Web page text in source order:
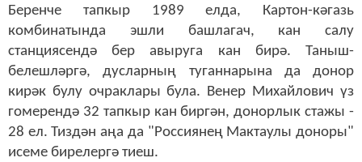
Беренче тапкыр 1989 елда, Картон-кәгазь
комбинатында эшли башлагач, кан салу
станциясендә бер авыруга кан бирә. Таныш-
белешләргә, дусларның туганнарына да донор
кирәк булу очраклары була. Венер Михайлович үз
гомерендә 32 тапкыр кан биргән, донорлык стажы -
28 ел. Тиздән аңа да "Россиянең Мактаулы доноры"
исеме бирелергә тиеш.